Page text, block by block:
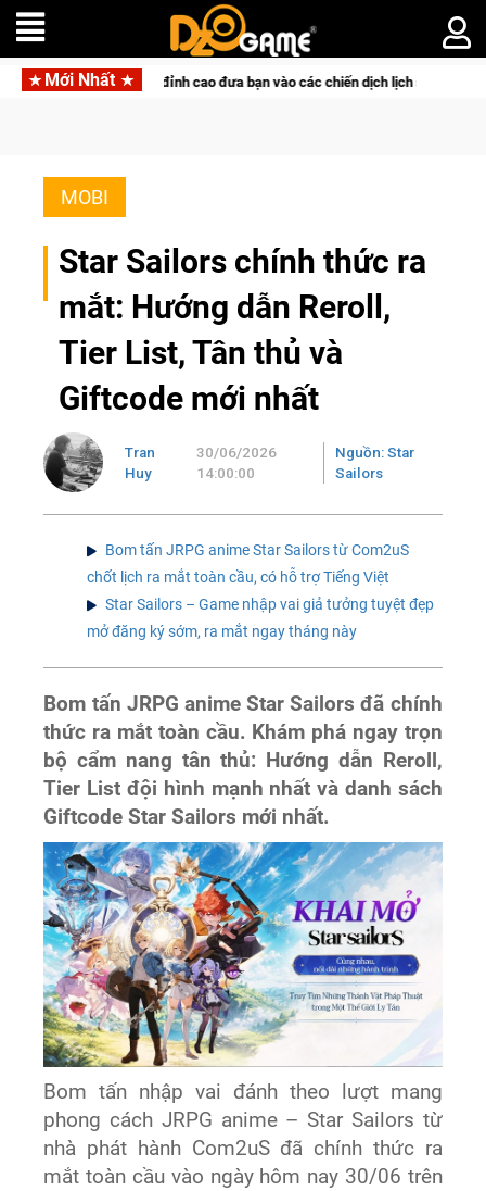
Mới Nhất
độ đỉnh cao đưa bạn vào các chiến dịch lịch sử khốc liệt
MOBI
Star Sailors chính thức ra
mắt: Hướng dẫn Reroll,
Tier List, Tân thủ và
Giftcode mới nhất
Tran
Huy
30/06/2026
14:00:00
Nguồn: Star
Sailors
Bom tấn JRPG anime Star Sailors từ Com2uS
chốt lịch ra mắt toàn cầu, có hỗ trợ Tiếng Việt
Star Sailors – Game nhập vai giả tưởng tuyệt đẹp
mở đăng ký sớm, ra mắt ngay tháng này
Bom tấn JRPG anime Star Sailors đã chính
thức ra mắt toàn cầu. Khám phá ngay trọn
bộ cẩm nang tân thủ: Hướng dẫn Reroll,
Tier List đội hình mạnh nhất và danh sách
Giftcode Star Sailors mới nhất.
Bom tấn nhập vai đánh theo lượt mang
phong cách JRPG anime – Star Sailors từ
nhà phát hành Com2uS đã chính thức ra
mắt toàn cầu vào ngày hôm nay 30/06 trên